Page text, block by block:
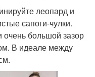
леопард и
сапоги-чулки.
очень большой зазор
В идеале между